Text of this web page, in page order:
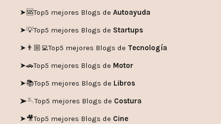
➤🆘Top5 mejores Blogs de Autoayuda
➤💡Top5 mejores Blogs de Startups
➤👨🏼‍💻Top5 mejores Blogs de Tecnología
➤🚗Top5 mejores Blogs de Motor
➤📚Top5 mejores Blogs de Libros
➤🪡Top5 mejores Blogs de Costura
➤🎥Top5 mejores Blogs de Cine